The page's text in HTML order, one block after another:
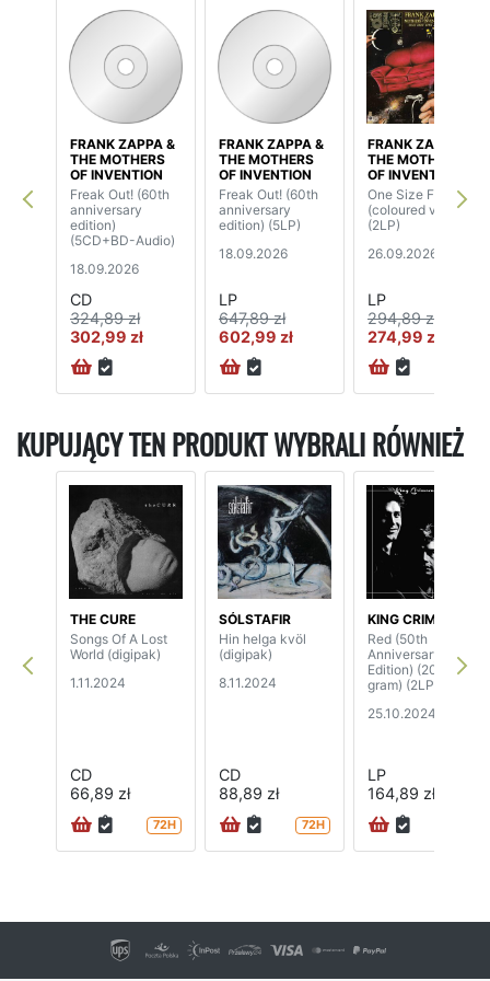
FRANK ZAPPA &
THE MOTHERS
OF INVENTION
Freak Out! (60th
anniversary
edition)
(5CD+BD-Audio)
18.09.2026
CD
324,89 zł
302,99 zł
FRANK ZAPPA &
THE MOTHERS
OF INVENTION
Freak Out! (60th
anniversary
edition) (5LP)
18.09.2026
LP
647,89 zł
602,99 zł
FRANK ZAPPA &
THE MOTHERS
OF INVENTION
One Size Fits All
(coloured vinyl)
(2LP)
26.09.2026
LP
294,89 zł
274,99 zł
KUPUJĄCY TEN PRODUKT WYBRALI RÓWNIEŻ
THE CURE
Songs Of A Lost
World (digipak)
1.11.2024
CD
66,89 zł
72H
SÓLSTAFIR
Hin helga kvöl
(digipak)
8.11.2024
CD
88,89 zł
72H
KING CRIMSON
Red (50th
Anniversary
Edition) (200
gram) (2LP)
25.10.2024
LP
164,89 zł